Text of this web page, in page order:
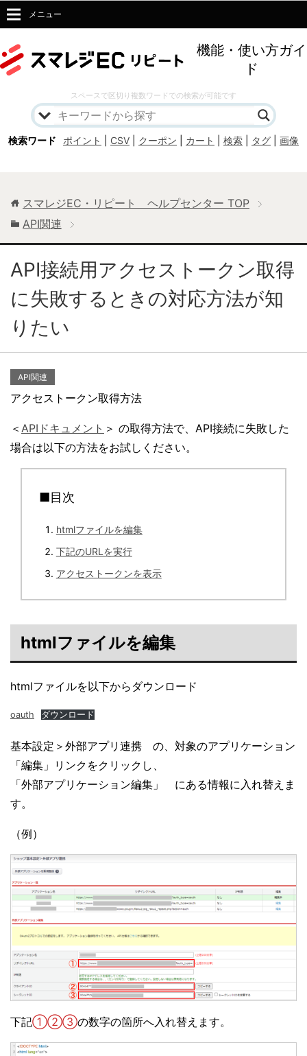
機能・使い方ガイ
ド
スペースで区切り複数ワードでの検索が可能です
検索ワード ポイント CSV クーポン カート 検索 タグ 画像
メニュー
スマレジEC・リピート ヘルプセンター TOP
API関連
API接続用アクセストークン取得
に失敗するときの対応方法が知
りたい
API関連
アクセストークン取得方法
＜ APIドキュメント ＞ の取得方法で、API接続に失敗した
場合は以下の方法をお試しください。
■目次
htmlファイルを編集
下記のURLを実行
アクセストークンを表示
htmlファイルを編集
htmlファイルを以下からダウンロード
oauth ダウンロード
基本設定＞外部アプリ連携 の、対象のアプリケーション
「編集」リンクをクリックし、
「外部アプリケーション編集」 にある情報に入れ替えま
す。
（例）
下記①②③の数字の箇所へ入れ替えます。